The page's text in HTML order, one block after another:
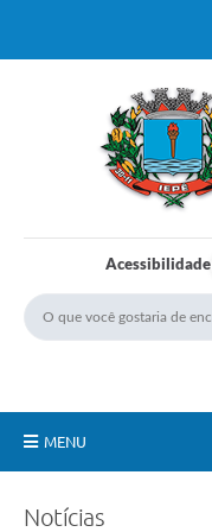
Acessibilidade
MENU
Notícias